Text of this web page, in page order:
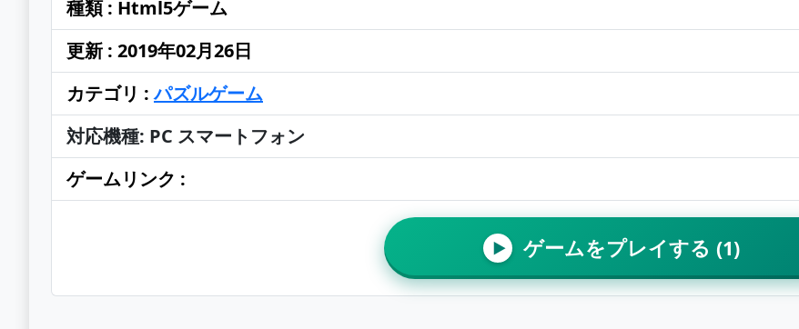
種類 : Html5ゲーム
更新 : 2019年02月26日
カテゴリ :パズルゲーム
対応機種: PC スマートフォン
ゲームリンク :
▶ ゲームをプレイする (1)